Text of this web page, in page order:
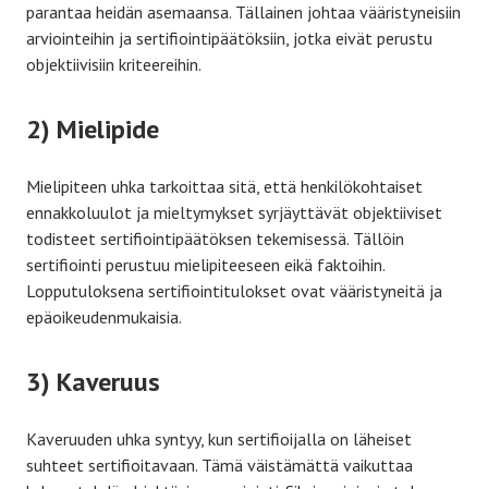
parantaa heidän asemaansa. Tällainen johtaa vääristyneisiin
arviointeihin ja sertifiointipäätöksiin, jotka eivät perustu
objektiivisiin kriteereihin.
2) Mielipide
Mielipiteen uhka tarkoittaa sitä, että henkilökohtaiset
ennakkoluulot ja mieltymykset syrjäyttävät objektiiviset
todisteet sertifiointipäätöksen tekemisessä. Tällöin
sertifiointi perustuu mielipiteeseen eikä faktoihin.
Lopputuloksena sertifiointitulokset ovat vääristyneitä ja
epäoikeudenmukaisia.
3) Kaveruus
Kaveruuden uhka syntyy, kun sertifioijalla on läheiset
suhteet sertifioitavaan. Tämä väistämättä vaikuttaa